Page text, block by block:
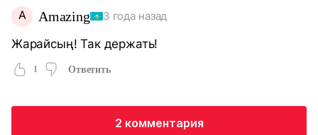
A Amazing 3 года назад
Жарайсың! Так держать!
1 Ответить
2 комментария